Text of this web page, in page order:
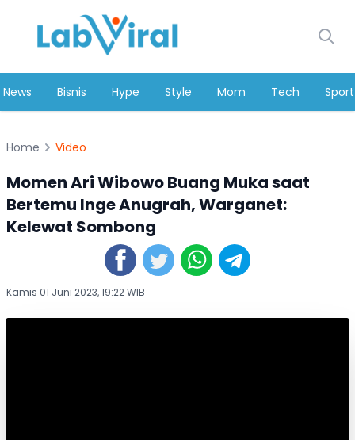
News Bisnis Hype Style Mom Tech Sport
Home Video
Momen Ari Wibowo Buang Muka saat
Bertemu Inge Anugrah, Warganet:
Kelewat Sombong
Kamis 01 Juni 2023, 19:22 WIB